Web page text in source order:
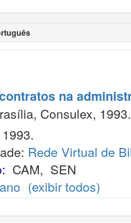
na
Consulex, 1993.
Rede Virtual de
CAM, SEN
(exibir todos)